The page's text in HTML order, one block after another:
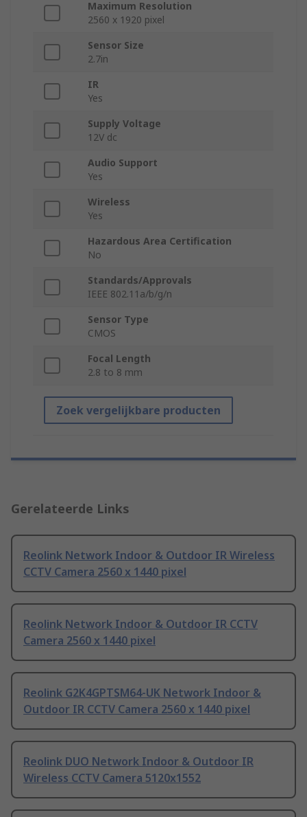
Maximum Resolution
2560 x 1920 pixel
Sensor Size
2.7in
IR
Yes
Supply Voltage
12V dc
Audio Support
Yes
Wireless
Yes
Hazardous Area Certification
No
Standards/Approvals
IEEE 802.11a/b/g/n
Sensor Type
CMOS
Focal Length
2.8 to 8 mm
Zoek vergelijkbare producten
Gerelateerde Links
Reolink Network Indoor & Outdoor IR Wireless
CCTV Camera 2560 x 1440 pixel
Reolink Network Indoor & Outdoor IR CCTV
Camera 2560 x 1440 pixel
Reolink G2K4GPTSM64-UK Network Indoor &
Outdoor IR CCTV Camera 2560 x 1440 pixel
Reolink DUO Network Indoor & Outdoor IR
Wireless CCTV Camera 5120x1552